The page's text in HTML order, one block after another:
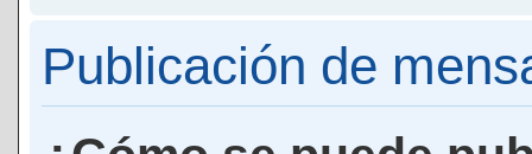
Publicación de